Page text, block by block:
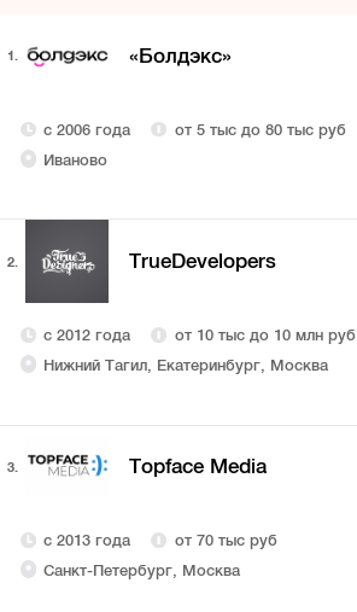
1. «Болдэкс»
с 2006 года
от 5 тыс до 80 тыс руб
Иваново
2. TrueDevelopers
с 2012 года
от 10 тыс до 10 млн руб
Нижний Тагил, Екатеринбург, Москва
3. Topface Media
с 2013 года
от 70 тыс руб
Санкт-Петербург, Москва